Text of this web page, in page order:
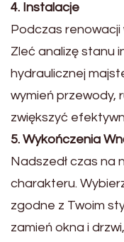
4. Instalacje
Podczas
Zleć analizę stanu
hydraulicznej
wymień przewody,
zwiększyć
5. Wykończenia
Nadszedł czas na
charakteru.
zgodne z Twoim
zamień okna i